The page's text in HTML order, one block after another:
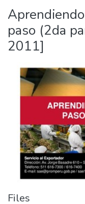
paso (2da
2011]
Files